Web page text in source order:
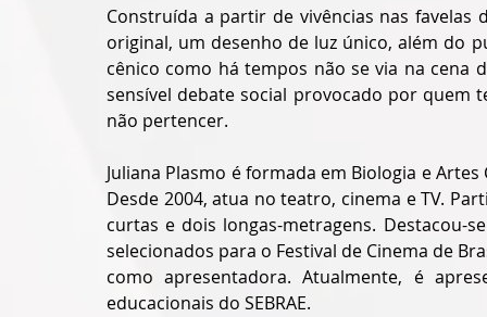
Construída a partir de vivências nas favelas
original, um desenho de luz único, além do
cênico como há tempos não se via na
sensível debate social provocado por quem
não pertencer.
Juliana Plasmo é formada em Biologia e
Desde 2004, atua no teatro, cinema e TV.
curtas e dois longas-metragens. Destacou-
selecionados para o Festival de Cinema de
como apresentadora. Atualmente, é
educacionais do SEBRAE.